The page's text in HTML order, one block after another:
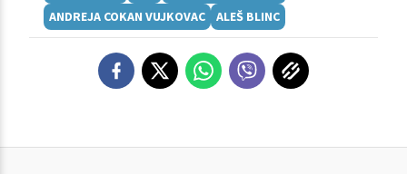
ANDREJA COKAN VUJKOVAC
ALEŠ BLINC